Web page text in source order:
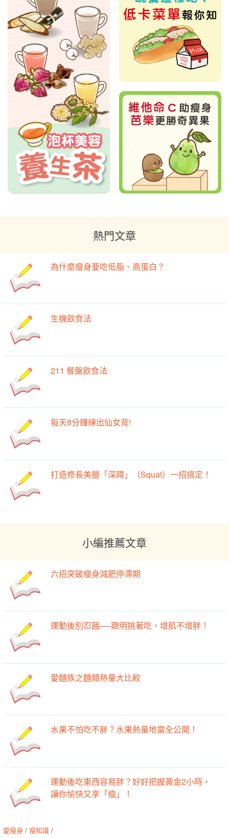
熱門文章
為什麼瘦身要吃低脂、高蛋白？
生機飲食法
211 餐盤飲食法
每天8分鐘練出仙女背!
打造修長美腿「深蹲」（Squat）一招搞定！
小編推薦文章
六招突破瘦身減肥停滯期
運動後別忍餓──聰明挑著吃，增肌不增胖！
愛麵族之麵類熱量大比較
水果不怕吃不胖？水果熱量地雷全公開！
運動後吃東西容易胖？好好把握黃金2小時，
讓你愉快又享「瘦」！
愛瘦身 / 瘦知識 /